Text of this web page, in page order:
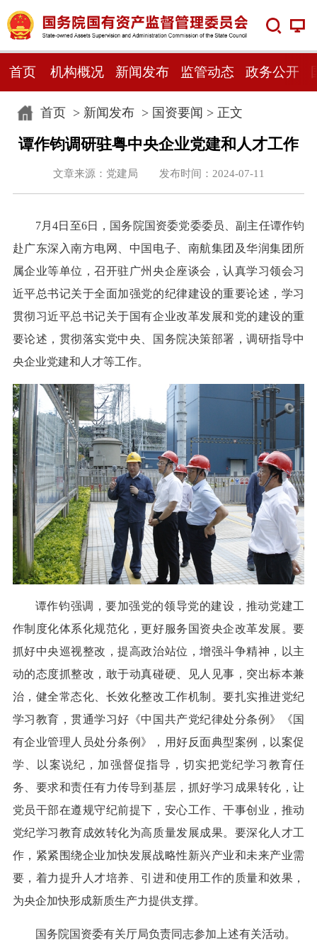
首页 机构概况 新闻发布 监管动态 政务公开
首页> 新闻发布> 国资要闻 > 正文
谭作钧调研驻粤中央企业党建和人才工作
文章来源：党建局 发布时间：2024-07-11
7月4日至6日，国务院国资委党委委员、副主任谭作钧
赴广东深入南方电网、中国电子、南航集团及华润集团所
属企业等单位，召开驻广州央企座谈会，认真学习领会习
近平总书记关于全面加强党的纪律建设的重要论述，学习
贯彻习近平总书记关于国有企业改革发展和党的建设的重
要论述，贯彻落实党中央、国务院决策部署，调研指导中
央企业党建和人才等工作。
谭作钧强调，要加强党的领导党的建设，推动党建工
作制度化体系化规范化，更好服务国资央企改革发展。要
抓好中央巡视整改，提高政治站位，增强斗争精神，以主
动的态度抓整改，敢于动真碰硬、见人见事，突出标本兼
治，健全常态化、长效化整改工作机制。要扎实推进党纪
学习教育，贯通学习好《中国共产党纪律处分条例》《国
有企业管理人员处分条例》，用好反面典型案例，以案促
学、以案说纪，加强督促指导，切实把党纪学习教育任
务、要求和责任有力传导到基层，抓好学习成果转化，让
党员干部在遵规守纪前提下，安心工作、干事创业，推动
党纪学习教育成效转化为高质量发展成果。要深化人才工
作，紧紧围绕企业加快发展战略性新兴产业和未来产业需
要，着力提升人才培养、引进和使用工作的质量和效果，
为央企加快形成新质生产力提供支撑。
国务院国资委有关厅局负责同志参加上述有关活动。